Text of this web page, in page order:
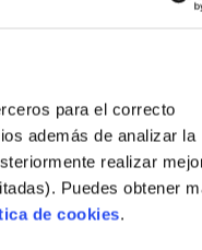
para el correcto
además de analizar la
realizar
Puedes obtener
de cookies.
,OFF‑SITE EN ALTURA
,
,